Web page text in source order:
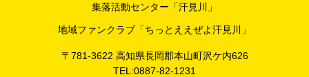
集落活動センター「汗見川」
地域ファンクラブ「ちっとええぜよ汗見川」
〒781-3622 高知県長岡郡本山町沢ケ内626
TEL:0887-82-1231